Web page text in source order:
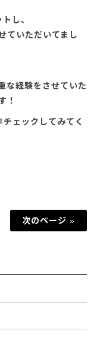
し、
ていただいてまし
な経験をさせていた
！
ェックしてみてく
次のページ »